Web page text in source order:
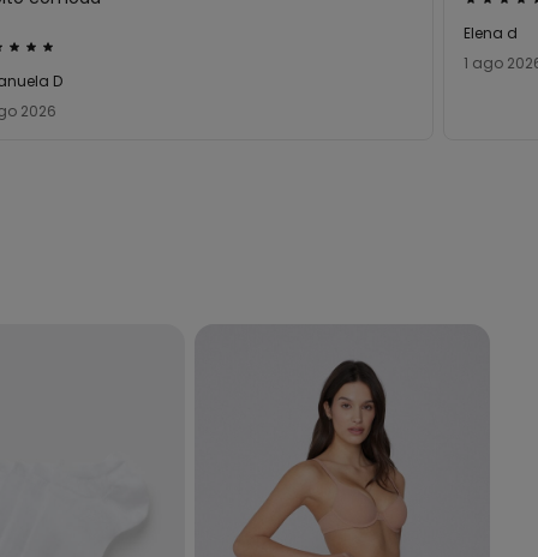
2026
D
Valutato
5
su
1 ago
Elena d